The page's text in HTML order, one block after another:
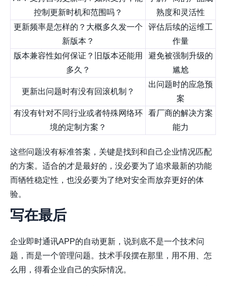
控制更新时机和范围吗？
熟度和灵活性
更新频率是怎样的？大概多久发一个
新版本？
评估后续的运维工
作量
版本兼容性如何保证？旧版本还能用
多久？
避免被强制升级的
尴尬
更新出问题时有没有回滚机制？
出问题时的应急预
案
有没有针对不同行业或者特殊网络环
境的定制方案？
看厂商的解决方案
能力
这些问题没有标准答案，关键是找到和自己企业情况匹配
的方案。适合的才是最好的，没必要为了追求最新的功能
而牺牲稳定性，也没必要为了绝对安全而放弃更好的体
验。
写在最后
企业即时通讯APP的自动更新，说到底不是一个技术问
题，而是一个管理问题。技术手段摆在那里，用不用、怎
么用，得看企业自己的实际情况。